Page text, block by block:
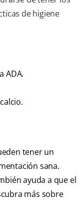
de higiene
ADA.
tener un
sana.
ayuda a que el
más sobre